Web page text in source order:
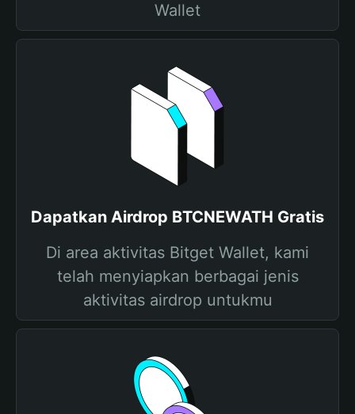
Wallet
Dapatkan Airdrop BTCNEWATH Gratis
Di area aktivitas Bitget Wallet, kami
telah menyiapkan berbagai jenis
aktivitas airdrop untukmu